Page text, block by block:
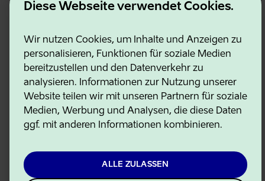
Diese Webseite verwendet Cookies.
Wir nutzen Cookies, um Inhalte und Anzeigen zu
personalisieren, Funktionen für soziale Medien
bereitzustellen und den Datenverkehr zu
analysieren. Informationen zur Nutzung unserer
Website teilen wir mit unseren Partnern für soziale
Medien, Werbung und Analysen, die diese Daten
ggf. mit anderen Informationen kombinieren.
ALLE ZULASSEN
Nutzungsbedingungen